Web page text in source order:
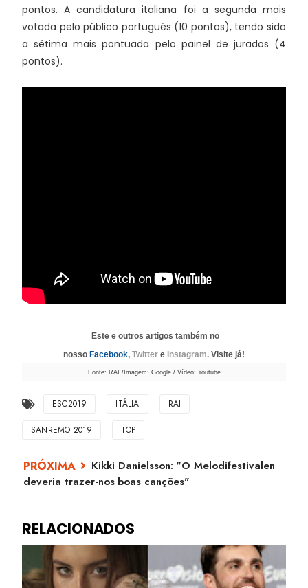
pontos. A candidatura italiana foi a segunda mais
votada pelo público português (10 pontos), tendo sido
a sétima mais pontuada pelo painel de jurados (4
pontos).
Este e outros artigos também no
nosso Facebook, Twitter e Instagram. Visite já!
Fonte: RAI /Imagem: Google / Vídeo: Youtube
ESC2019 ITÁLIA RAI
SANREMO 2019 TOP
Kikki Danielsson: "O Melodifestivalen
deveria trazer-nos boas canções"